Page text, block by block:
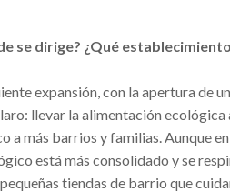
se dirige? ¿Qué
expansión, con la apertura de
llevar la alimentación
a más barrios y familias. Aunque
está más consolidado y se
tiendas de barrio que